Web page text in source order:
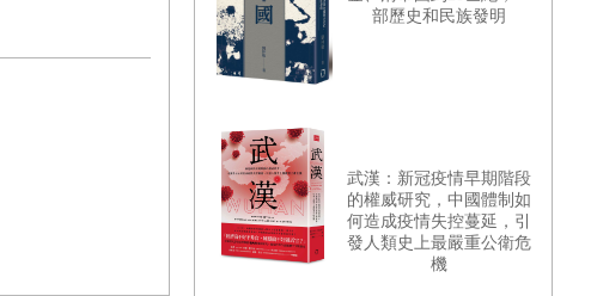
部歷史和民族發明
武漢：新冠疫情早期階段
的權威研究，中國體制如
何造成疫情失控蔓延，引
發人類史上最嚴重公衛危
機